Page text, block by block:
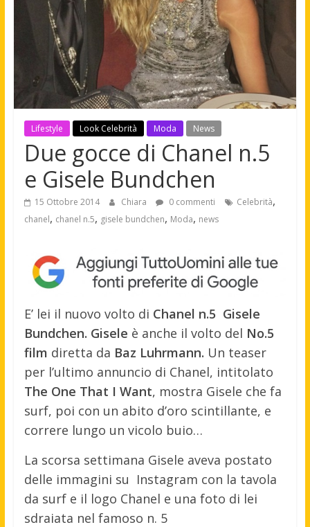
Lifestyle Look Celebrità Moda News
Due gocce di Chanel n.5
e Gisele Bundchen
15 Ottobre 2014 Chiara 0 commenti Celebrità,
chanel, chanel n.5, gisele bundchen, Moda, news
E’ lei il nuovo volto di Chanel n.5 Gisele
Bundchen. Gisele è anche il volto del No.5
film diretta da Baz Luhrmann. Un teaser
per l’ultimo annuncio di Chanel, intitolato
The One That I Want, mostra Gisele che fa
surf, poi con un abito d’oro scintillante, e
correre lungo un vicolo buio…
La scorsa settimana Gisele aveva postato
delle immagini su Instagram con la tavola
da surf e il logo Chanel e una foto di lei
sdraiata nel famoso n. 5